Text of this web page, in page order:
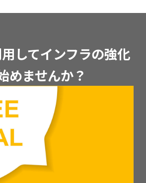
してインフラの強化
めませんか？